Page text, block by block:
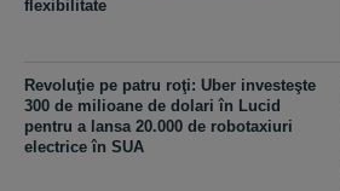
flexibilitate
Revoluţie pe patru roţi: Uber investeşte
300 de milioane de dolari în Lucid
pentru a lansa 20.000 de robotaxiuri
electrice în SUA